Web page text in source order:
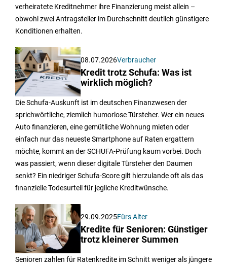
verheiratete Kreditnehmer ihre Finanzierung meist allein –
obwohl zwei Antragsteller im Durchschnitt deutlich günstigere
Konditionen erhalten.
08.07.2026Verbraucher
Kredit trotz Schufa: Was ist
wirklich möglich?
Die Schufa-Auskunft ist im deutschen Finanzwesen der
sprichwörtliche, ziemlich humorlose Türsteher. Wer ein neues
Auto finanzieren, eine gemütliche Wohnung mieten oder
einfach nur das neueste Smartphone auf Raten ergattern
möchte, kommt an der SCHUFA-Prüfung kaum vorbei. Doch
was passiert, wenn dieser digitale Türsteher den Daumen
senkt? Ein niedriger Schufa-Score gilt hierzulande oft als das
finanzielle Todesurteil für jegliche Kreditwünsche.
29.09.2025Fürs Alter
Kredite für Senioren: Günstiger
trotz kleinerer Summen
Senioren zahlen für Ratenkredite im Schnitt weniger als jüngere